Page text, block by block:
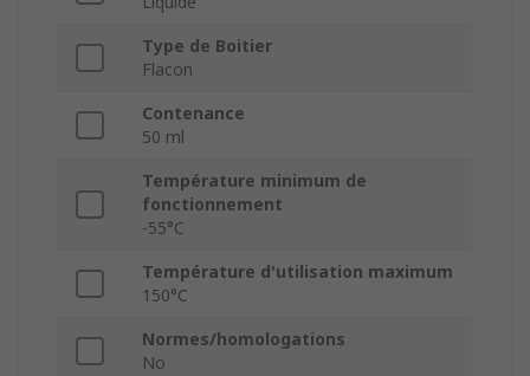
Type de Boitier
Flacon
Contenance
50 ml
Température minimum de
fonctionnement
-55°C
Température d'utilisation maximum
150°C
Normes/homologations
No